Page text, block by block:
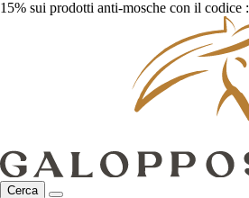
15% sui prodotti anti-mosche con il codice :
Cerca